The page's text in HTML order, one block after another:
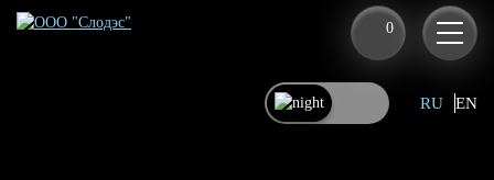
0
RU EN